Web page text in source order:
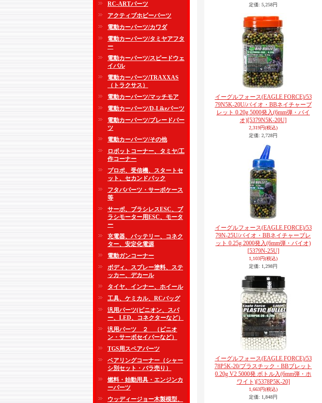
RC-ARTパーツ
アクティブホビーパーツ
電動カーパーツ/カワダ
電動カーパーツ/タミヤアフタ
ー
電動カーパーツ/スピードウェ
イパル
電動カーパーツ/TRAXXAS
（トラクサス）
電動カーパーツ/マッチモア
電動カーパーツ/D-Likeパーツ
電動カーパーツ/ブレードパー
ツ
電動カーパーツ/その他
ロボットコーナー、タミヤ/工
作コーナー
プロポ、受信機、スタートセ
ット、セカンドパック
フタバパーツ・サーボケース
等
サーボ、ブラシレスESC、ブ
ラシモーター用ESC、モータ
ー
充電器、バッテリー、コネク
ター、安定化電源
電動ガンコーナー
ボディ、スプレー塗料、ステ
ッカー、デカール
タイヤ、インナー、ホイール
工具、ケミカル、RCバッグ
汎用パーツ(ピニオン、スパ
ー、LED、コネクターなど）
汎用パーツ ２ （ピニオ
ン・サーボセイバーなど）
TGS用スペアパーツ
ベアリングコーナー（シャー
シ別セット・バラ売り）
燃料・始動用具・エンジンカ
ーパーツ
ウッディージョー木製模型、
定価: 5,258円
イーグルフォース(EAGLE FORCE)/53
79N5K-20U/バイオ・BBネイチャーブ
レット 0.20g 5000発入(6mm弾・バイ
オ)[5379N5K-20U]
2,319円(税込)
定価: 2,728円
イーグルフォース(EAGLE FORCE)/53
79N-25U/バイオ・BBネイチャーブレ
ット 0.25g 2000発入(6mm弾・バイオ)
[5379N-25U]
1,103円(税込)
定価: 1,298円
イーグルフォース(EAGLE FORCE)/53
78P5K-20/プラスチック・BBブレット
0.20g V2 5000発 ボトル入(6mm弾・ホ
ワイト)[5378P5K-20]
1,663円(税込)
定価: 1,848円